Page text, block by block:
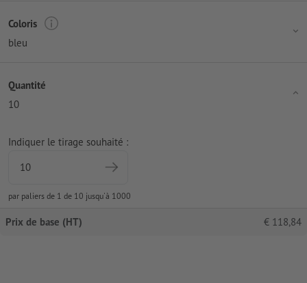
Coloris
bleu
Quantité
10
Indiquer le tirage souhaité :
par paliers de 1 de 10 jusqu'à 1000
Prix de base (HT) € 118,84